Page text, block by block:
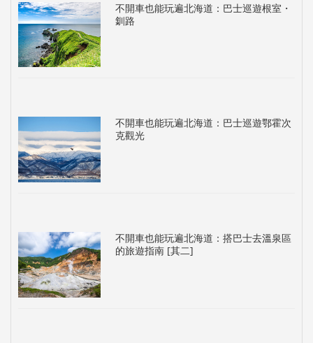
不開車也能玩遍北海道：巴士巡遊根室・
釧路
不開車也能玩遍北海道：巴士巡遊鄂霍次
克觀光
不開車也能玩遍北海道：搭巴士去溫泉區
的旅遊指南 [其二]